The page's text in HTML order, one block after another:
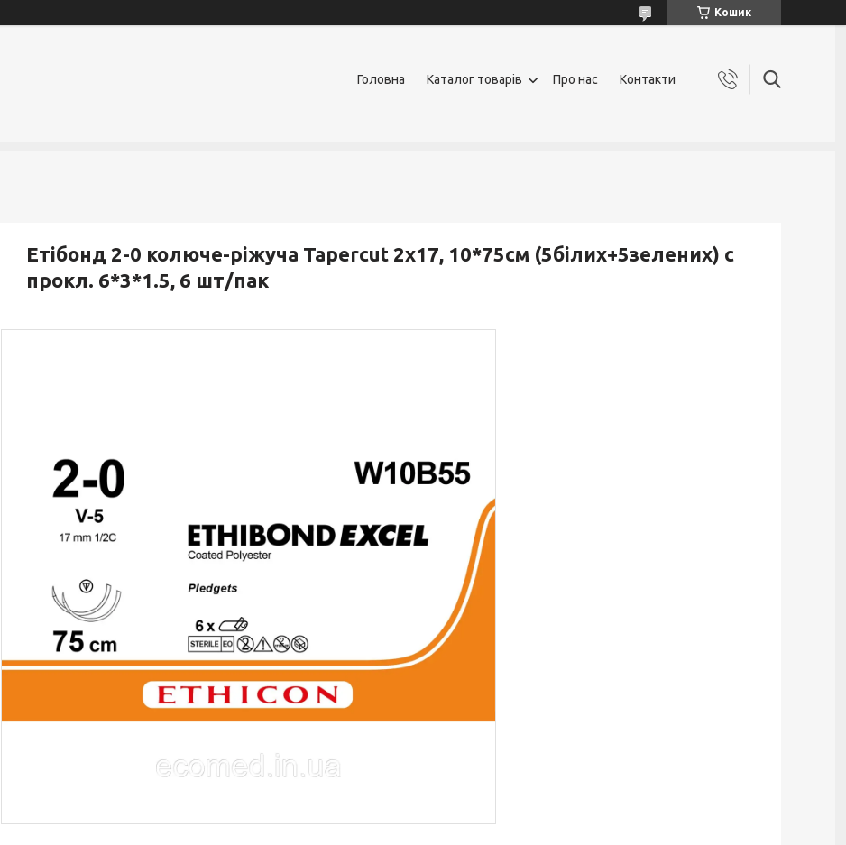
Кошик
Головна Каталог товарів Про нас Контакти
Етібонд 2-0 колюче-ріжуча Tapercut 2х17, 10*75см (5білих+5зелених) с
прокл. 6*3*1.5, 6 шт/пак